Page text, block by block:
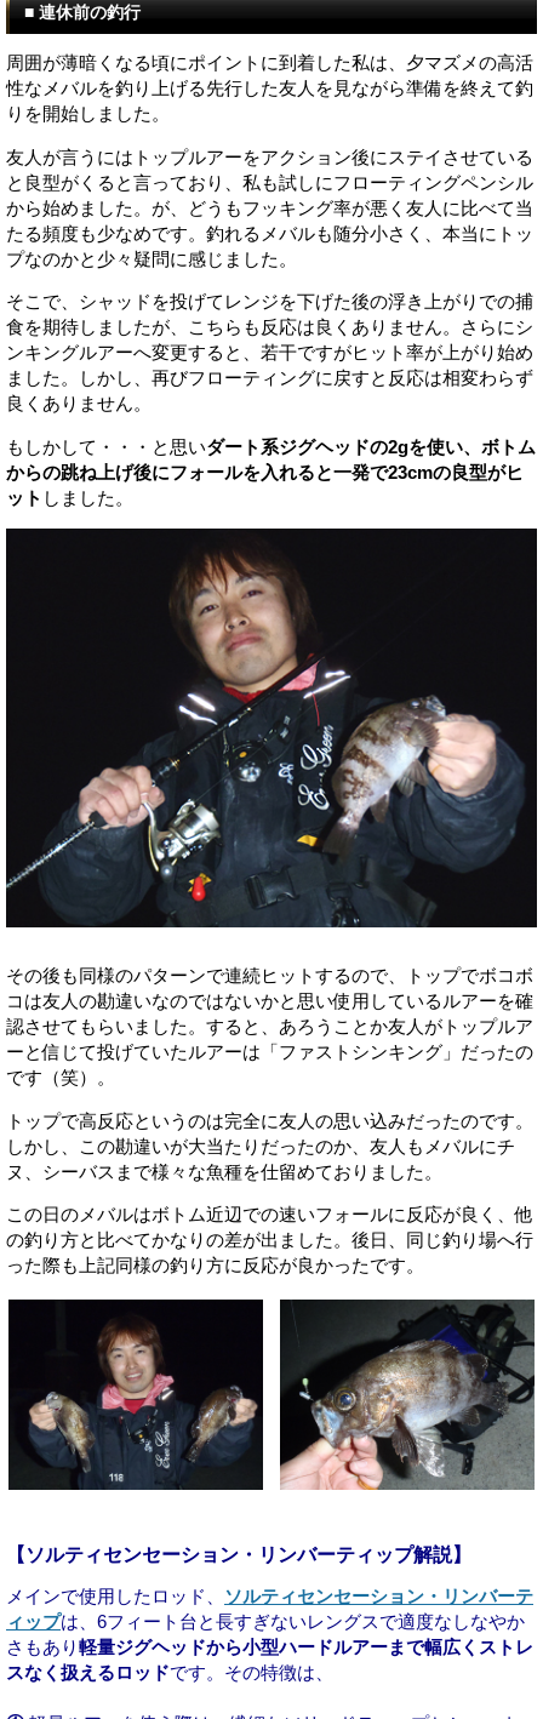
■ 連休前の釣行
周囲が薄暗くなる頃にポイントに到着した私は、夕マズメの高活
性なメバルを釣り上げる先行した友人を見ながら準備を終えて釣
りを開始しました。
友人が言うにはトップルアーをアクション後にステイさせている
と良型がくると言っており、私も試しにフローティングペンシル
から始めました。が、どうもフッキング率が悪く友人に比べて当
たる頻度も少なめです。釣れるメバルも随分小さく、本当にトッ
プなのかと少々疑問に感じました。
そこで、シャッドを投げてレンジを下げた後の浮き上がりでの捕
食を期待しましたが、こちらも反応は良くありません。さらにシ
ンキングルアーへ変更すると、若干ですがヒット率が上がり始め
ました。しかし、再びフローティングに戻すと反応は相変わらず
良くありません。
もしかして・・・と思いダート系ジグヘッドの2gを使い、ボトム
からの跳ね上げ後にフォールを入れると一発で23cmの良型がヒ
ット しました。
その後も同様のパターンで連続ヒットするので、トップでボコボ
コは友人の勘違いなのではないかと思い使用しているルアーを確
認させてもらいました。すると、あろうことか友人がトップルア
ーと信じて投げていたルアーは「ファストシンキング」だったの
です（笑）。
トップで高反応というのは完全に友人の思い込みだったのです。
しかし、この勘違いが大当たりだったのか、友人もメバルにチ
ヌ、シーバスまで様々な魚種を仕留めておりました。
この日のメバルはボトム近辺での速いフォールに反応が良く、他
の釣り方と比べてかなりの差が出ました。後日、同じ釣り場へ行
った際も上記同様の釣り方に反応が良かったです。
【ソルティセンセーション・リンバーティップ解説】
メインで使用したロッド、
ソルティセンセーション・リンバーテ
ィップは、6フィート台と長すぎないレングスで適度なしなやか
さもあり軽量ジグヘッドから小型ハードルアーまで幅広くストレ
スなく扱えるロッドです。その特徴は、